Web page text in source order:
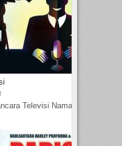
Televisi Nama